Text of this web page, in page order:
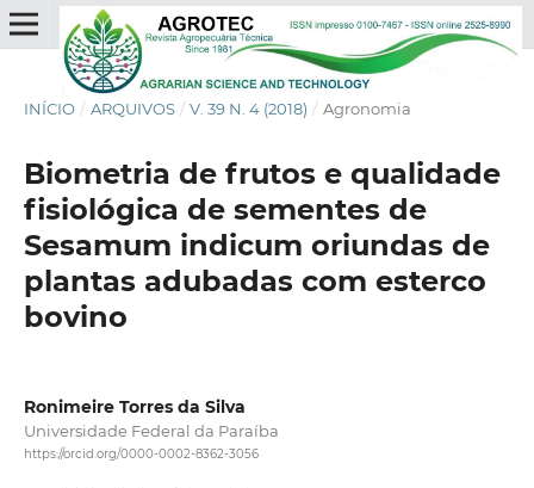
INÍCIO / ARQUIVOS / V. 39 N. 4 (2018) / Agronomia
Biometria de frutos e qualidade
fisiológica de sementes de
Sesamum indicum oriundas de
plantas adubadas com esterco
bovino
Ronimeire Torres da Silva
Universidade Federal da Paraíba
https://orcid.org/0000-0002-8362-3056